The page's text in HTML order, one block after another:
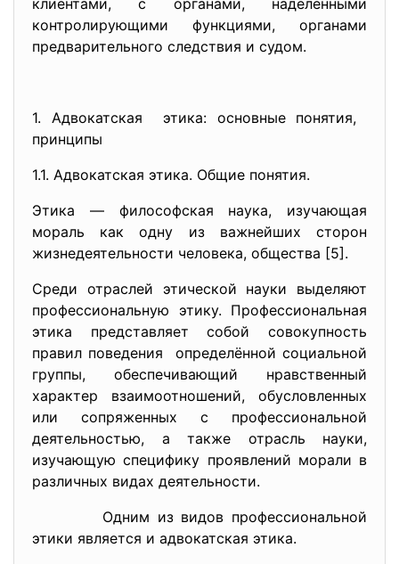
клиентами, с органами, наделёнными
контролирующими функциями, органами
предварительного следствия и судом.
1. Адвокатская этика: основные понятия,
принципы
1.1. Адвокатская этика. Общие понятия.
Этика — философская наука, изучающая
мораль как одну из важнейших сторон
жизнедеятельности человека, общества [5].
Среди отраслей этической науки выделяют
профессиональную этику. Профессиональная
этика представляет собой совокупность
правил поведения определённой социальной
группы, обеспечивающий нравственный
характер взаимоотношений, обусловленных
или сопряженных с профессиональной
деятельностью, а также отрасль науки,
изучающую специфику проявлений морали в
различных видах деятельности.
Одним из видов профессиональной
этики является и адвокатская этика.